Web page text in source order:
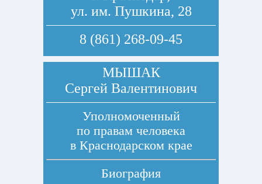
ул. им. Пушкина, 28
8 (861) 268-09-45
МЫШАК
Сергей Валентинович
Уполномоченный
по правам человека
в Краснодарском крае
Биография